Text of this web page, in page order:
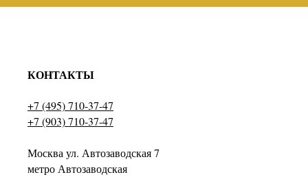
КОНТАКТЫ
+7 (495) 710-37-47
+7 (903) 710-37-47
Москва ул. Автозаводская 7
метро Автозаводская